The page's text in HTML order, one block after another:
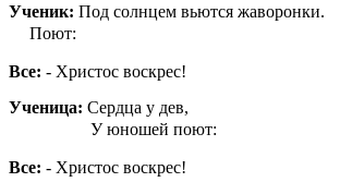
Ученик: Под солнцем вьются жаворонки.
Поют:
Все: - Христос воскрес!
Ученица: Сердца у дев,
У юношей поют:
Все: - Христос воскрес!